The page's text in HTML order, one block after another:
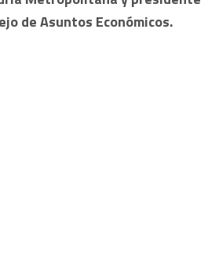
de Asuntos Económicos.